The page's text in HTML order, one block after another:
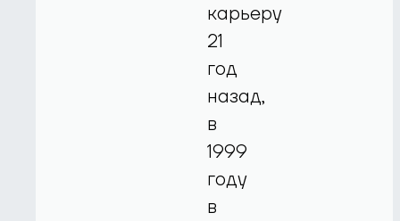
карьеру
21
год
назад,
в
1999
году
в